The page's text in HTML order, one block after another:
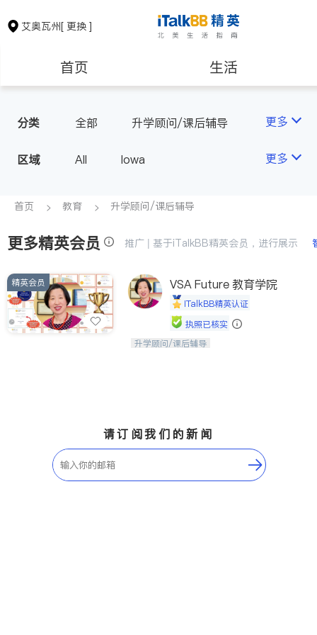
艾奥瓦州[ 更换 ]
首页 生活
房地产租售
教育
非盈利组织
分类 全部 升学顾问/课后辅导 更多
区域 All Iowa 更多
首页 教育 升学顾问/课后辅导
更多精英会员 推广 | 基于iTalkBB精英会员，进行展示
精英会员 VSA Future 教育学院
iTalkBB精英认证
执照已核实
孩子美好的未来始于早期能力的培养，
升学顾问/课后辅导
请订阅我们的新闻